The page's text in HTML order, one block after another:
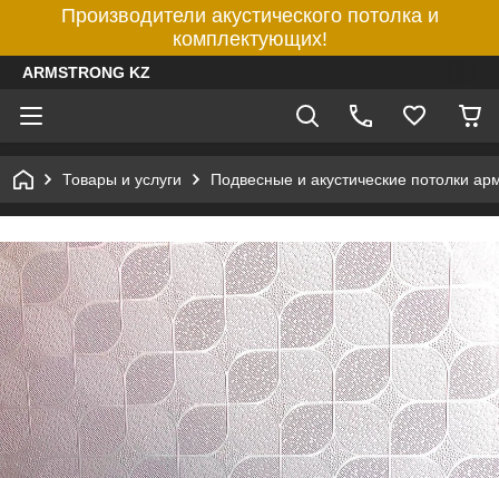
Производители акустического потолка и
комплектующих!
ARMSTRONG KZ
Товары и услуги Подвесные и акустические потолки